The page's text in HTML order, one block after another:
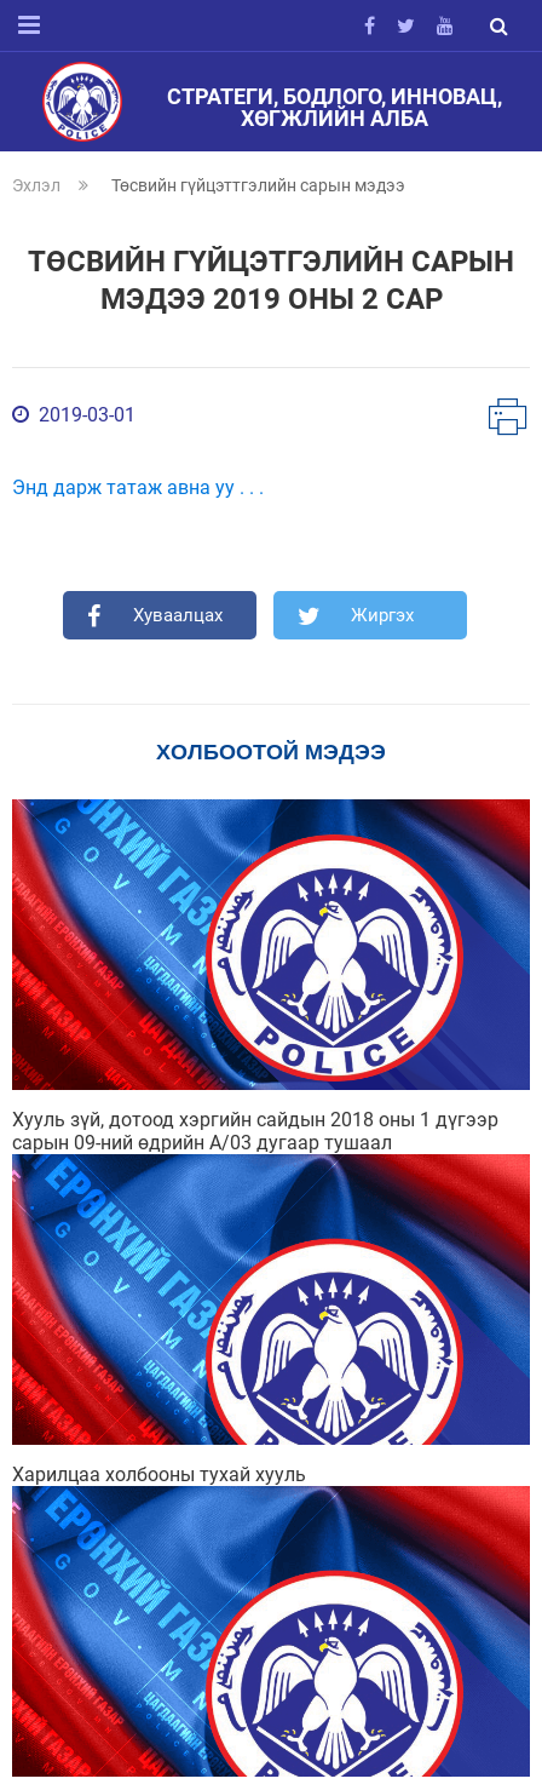
СТРАТЕГИ, БОДЛОГО, ИННОВАЦ,
ХӨГЖЛИЙН АЛБА
Эхлэл Төсвийн гүйцэттгэлийн сарын мэдээ
ТӨСВИЙН ГҮЙЦЭТГЭЛИЙН САРЫН
МЭДЭЭ 2019 ОНЫ 2 САР
2019-03-01
Энд дарж татаж авна уу . . .
Хуваалцах Жиргэх
ХОЛБООТОЙ МЭДЭЭ
Хууль зүй, дотоод хэргийн сайдын 2018 оны 1 дүгээр
сарын 09-ний өдрийн А/03 дугаар тушаал
Харилцаа холбооны тухай хууль